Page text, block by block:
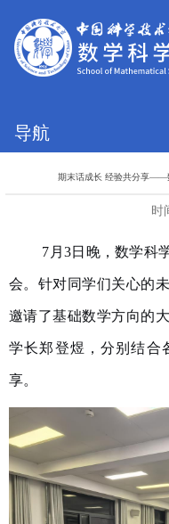
导航
期末话成长 经验共分享——
时
7 月 3日晚，数学科
会。针对同学们关心的
邀请了基础数学方向的
学长郑登煜，分别结合
享。